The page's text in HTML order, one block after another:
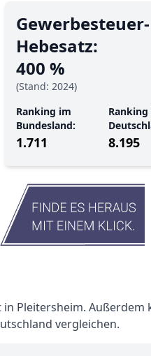
Gewerbe­steuer-
Hebe­satz:
400 %
(Stand: 2024)
Ranking im
Bundesland:
1.711
Ranking
8.195
Pleitersheim. Außerdem
vergleichen.